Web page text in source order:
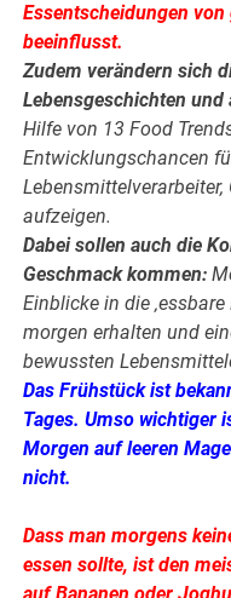
Essentscheidungen
beeinflusst.
Zudem verändern sich
Lebensgeschichten und
Hilfe von 13 Food
Entwicklungschancen
aufzeigen.
Dabei sollen auch die
Geschmack kommen:
Einblicke in die
morgen erhalten und
bewussten
Das Frühstück ist
Tages. Umso wichtiger
Morgen auf leeren
nicht.
Dass man morgens
essen sollte, ist den